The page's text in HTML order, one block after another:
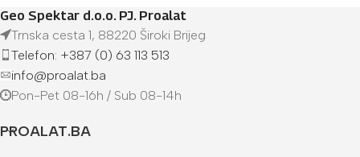
Geo Spektar d.o.o. PJ. Proalat
Trnska cesta 1, 88220 Široki Brijeg
Telefon: +387 (0) 63 113 513
info@proalat.ba
Pon-Pet 08-16h / Sub 08-14h
PROALAT.BA